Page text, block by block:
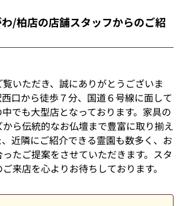
/柏店の店舗スタッフからのご紹
いただき、誠にありがとうございま
口から徒歩７分、国道６号線に面して
でも大型店となっております。家具の
ら伝統的なお仏壇まで豊富に取り揃え
近隣にご紹介できる霊園も数多く、お
たご提案をさせていただきます。スタ
来店を心よりお待ちしております。